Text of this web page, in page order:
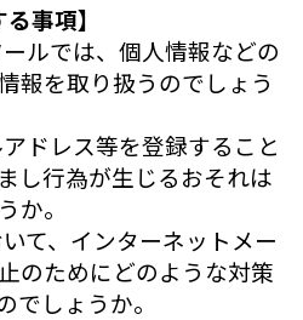
事項】
ルでは、個人情報などの
報を取り扱うのでしょう
ドレス等を登録すること
し行為が生じるおそれは
か。
て、インターネットメー
のためにどのような対策
でしょうか。